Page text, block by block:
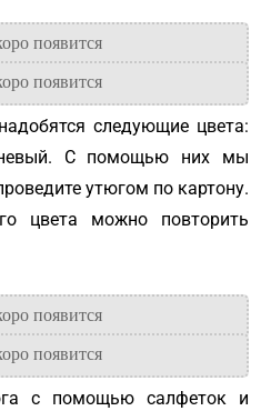
следующие цвета:
С помощью них мы
утюгом по картону.
цвета можно повторить
с помощью салфеток и